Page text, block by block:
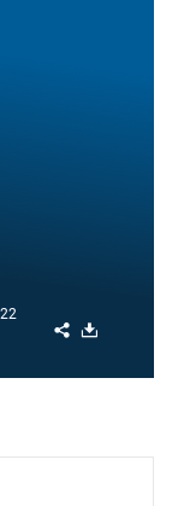
22
Share